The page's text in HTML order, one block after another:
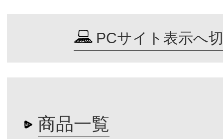
PCサイト表示へ
商品一覧